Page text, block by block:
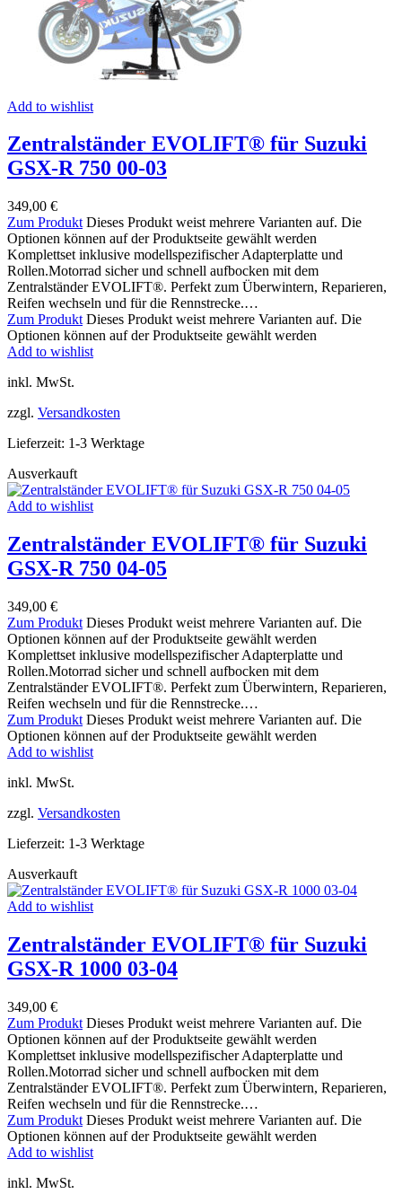
Add to wishlist
Zentralständer EVOLIFT® für Suzuki
GSX-R 750 00-03
349,00 €
Zum Produkt Dieses Produkt weist mehrere Varianten auf. Die
Optionen können auf der Produktseite gewählt werden
Komplettset inklusive modellspezifischer Adapterplatte und
Rollen.Motorrad sicher und schnell aufbocken mit dem
Zentralständer EVOLIFT®. Perfekt zum Überwintern, Reparieren,
Reifen wechseln und für die Rennstrecke.…
Zum Produkt Dieses Produkt weist mehrere Varianten auf. Die
Optionen können auf der Produktseite gewählt werden
Add to wishlist
inkl. MwSt.
zzgl. Versandkosten
Lieferzeit: 1-3 Werktage
Ausverkauft
Add to wishlist
Zentralständer EVOLIFT® für Suzuki
GSX-R 750 04-05
349,00 €
Zum Produkt Dieses Produkt weist mehrere Varianten auf. Die
Optionen können auf der Produktseite gewählt werden
Komplettset inklusive modellspezifischer Adapterplatte und
Rollen.Motorrad sicher und schnell aufbocken mit dem
Zentralständer EVOLIFT®. Perfekt zum Überwintern, Reparieren,
Reifen wechseln und für die Rennstrecke.…
Zum Produkt Dieses Produkt weist mehrere Varianten auf. Die
Optionen können auf der Produktseite gewählt werden
Add to wishlist
inkl. MwSt.
zzgl. Versandkosten
Lieferzeit: 1-3 Werktage
Ausverkauft
Add to wishlist
Zentralständer EVOLIFT® für Suzuki
GSX-R 1000 03-04
349,00 €
Zum Produkt Dieses Produkt weist mehrere Varianten auf. Die
Optionen können auf der Produktseite gewählt werden
Komplettset inklusive modellspezifischer Adapterplatte und
Rollen.Motorrad sicher und schnell aufbocken mit dem
Zentralständer EVOLIFT®. Perfekt zum Überwintern, Reparieren,
Reifen wechseln und für die Rennstrecke.…
Zum Produkt Dieses Produkt weist mehrere Varianten auf. Die
Optionen können auf der Produktseite gewählt werden
Add to wishlist
inkl. MwSt.